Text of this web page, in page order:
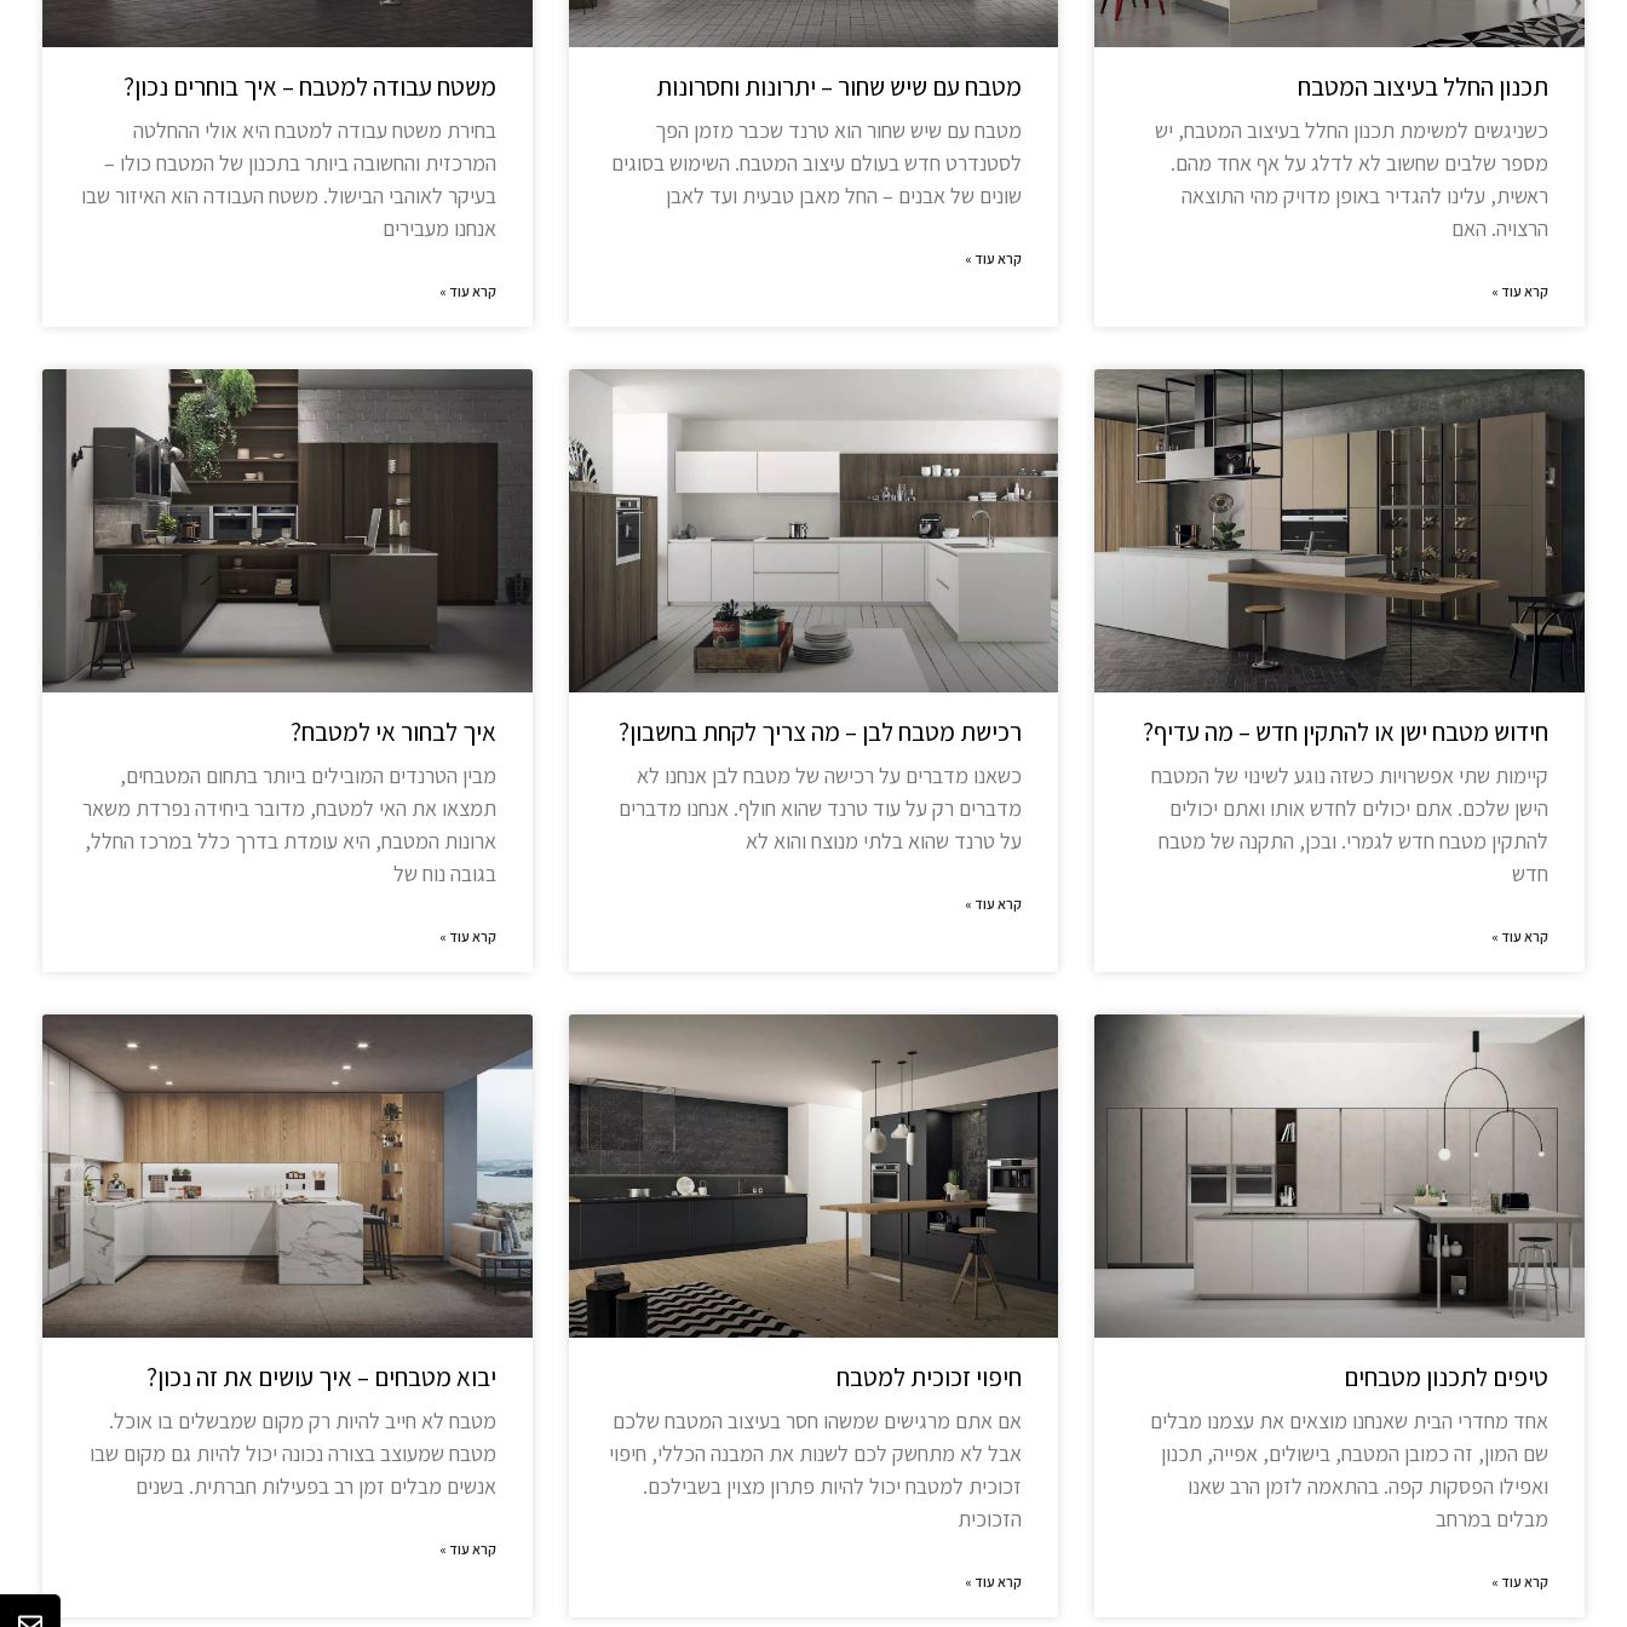
תכנון החלל בעיצוב המטבח
כשניגשים למשימת תכנון החלל בעיצוב המטבח, יש
מספר שלבים שחשוב לא לדלג על אף אחד מהם.
ראשית, עלינו להגדיר באופן מדויק מהי התוצאה
הרצויה. האם
קרא עוד »
מטבח עם שיש שחור – יתרונות וחסרונות
מטבח עם שיש שחור הוא טרנד שכבר מזמן הפך
לסטנדרט חדש בעולם עיצוב המטבח. השימוש בסוגים
שונים של אבנים – החל מאבן טבעית ועד לאבן
קרא עוד »
משטח עבודה למטבח – איך בוחרים נכון?
בחירת משטח עבודה למטבח היא אולי ההחלטה
המרכזית והחשובה ביותר בתכנון של המטבח כולו –
בעיקר לאוהבי הבישול. משטח העבודה הוא האיזור שבו
אנחנו מעבירים
קרא עוד »
חידוש מטבח ישן או להתקין חדש – מה עדיף?
קיימות שתי אפשרויות כשזה נוגע לשינוי של המטבח
הישן שלכם. אתם יכולים לחדש אותו ואתם יכולים
להתקין מטבח חדש לגמרי. ובכן, התקנה של מטבח
חדש
קרא עוד »
רכישת מטבח לבן – מה צריך לקחת בחשבון?
כשאנו מדברים על רכישה של מטבח לבן אנחנו לא
מדברים רק על עוד טרנד שהוא חולף. אנחנו מדברים
על טרנד שהוא בלתי מנוצח והוא לא
קרא עוד »
איך לבחור אי למטבח?
מבין הטרנדים המובילים ביותר בתחום המטבחים,
תמצאו את האי למטבח, מדובר ביחידה נפרדת משאר
ארונות המטבח, היא עומדת בדרך כלל במרכז החלל,
בגובה נוח של
קרא עוד »
טיפים לתכנון מטבחים
אחד מחדרי הבית שאנחנו מוצאים את עצמנו מבלים
שם המון, זה כמובן המטבח, בישולים, אפייה, תכנון
ואפילו הפסקות קפה. בהתאמה לזמן הרב שאנו
מבלים במרחב
קרא עוד »
חיפוי זכוכית למטבח
אם אתם מרגישים שמשהו חסר בעיצוב המטבח שלכם
אבל לא מתחשק לכם לשנות את המבנה הכללי, חיפוי
זכוכית למטבח יכול להיות פתרון מצוין בשבילכם.
הזכוכית
קרא עוד »
יבוא מטבחים – איך עושים את זה נכון?
מטבח לא חייב להיות רק מקום שמבשלים בו אוכל.
מטבח שמעוצב בצורה נכונה יכול להיות גם מקום שבו
אנשים מבלים זמן רב בפעילות חברתית. בשנים
קרא עוד »